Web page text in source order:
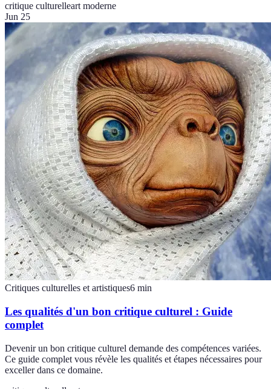
critique culturelleart moderne
Jun 25
Critiques culturelles et artistiques6 min
Les qualités d'un bon critique culturel : Guide
complet
Devenir un bon critique culturel demande des compétences variées.
Ce guide complet vous révèle les qualités et étapes nécessaires pour
exceller dans ce domaine.